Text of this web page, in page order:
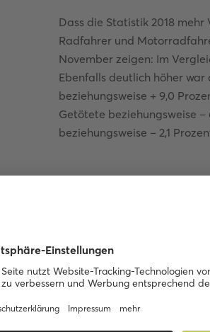
Dass die Statistik 2018
Radfahrer und
November zeigen: Im
Ebenfalls deutlich höher
beziehungsweise + 9,0
Getötete beziehungsweise –
beziehungsweise – 2,1
Sachsen-
Einwohnerzahl
Statistisch gesehen war
Verkehrsteilnehmern in
Brandenburg (57 Getötete